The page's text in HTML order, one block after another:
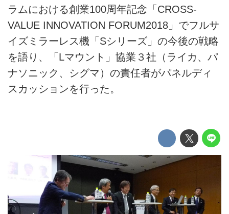
ラムにおける創業100周年記念「CROSS-
VALUE INNOVATION FORUM2018」でフルサ
イズミラーレス機「Sシリーズ」の今後の戦略
を語り、「Lマウント」協業３社（ライカ、パ
ナソニック、シグマ）の責任者がパネルディ
スカッションを行った。